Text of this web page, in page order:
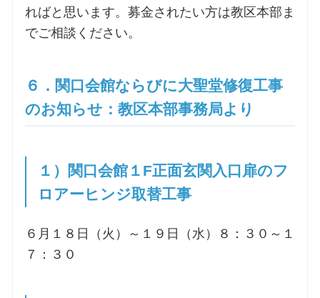
ればと思います。募金されたい方は教区本部ま
でご相談ください。
６．関口会館ならびに大聖堂修復工事
のお知らせ：教区本部事務局より
１）関口会館１F正面玄関入口扉のフ
ロアーヒンジ取替工事
６月１８日（火）～１９日（水）８：３０～１
７：３０